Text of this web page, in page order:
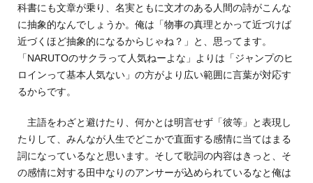
科書にも文章が乗り、名実ともに文才のある人間の詩がこんな
に抽象的なんでしょうか。俺は「物事の真理とかって近づけば
近づくほど抽象的になるからじゃね？」と、思ってます。
「NARUTOのサクラって人気ねーよな」よりは「ジャンプのヒ
ロインって基本人気ない」の方がより広い範囲に言葉が対応す
るからです。
主語をわざと避けたり、何かとは明言せず「彼等」と表現し
たりして、みんなが人生でどこかで直面する感情に当てはまる
詞になっているなと思います。そして歌詞の内容はきっと、そ
の感情に対する田中なりのアンサーが込められているなと俺は